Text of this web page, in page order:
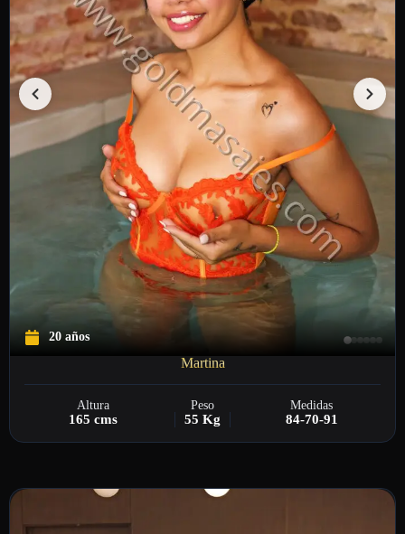
20 años
Martina
Altura Peso Medidas
165 cms 55 Kg 84-70-91